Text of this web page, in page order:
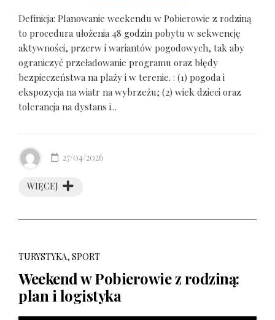
Definicja: Planowanie weekendu w Pobierowie z rodziną
to procedura ułożenia 48 godzin pobytu w sekwencję
aktywności, przerw i wariantów pogodowych, tak aby
ograniczyć przeładowanie programu oraz błędy
bezpieczeństwa na plaży i w terenie. : (1) pogoda i
ekspozycja na wiatr na wybrzeżu; (2) wiek dzieci oraz
tolerancja na dystans i...
WIĘCEJ
27/04/2026
TURYSTYKA, SPORT
Weekend w Pobierowie z rodziną:
plan i logistyka